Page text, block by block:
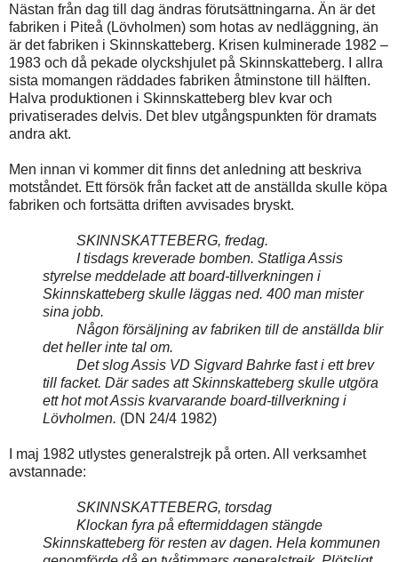
Nästan från dag till dag ändras förutsättningarna. Än är det
fabriken i Piteå (Lövholmen) som hotas av nedläggning, än
är det fabriken i Skinnskatteberg. Krisen kulminerade 1982 –
1983 och då pekade olyckshjulet på Skinnskatteberg. I allra
sista momangen räddades fabriken åtminstone till hälften.
Halva produktionen i Skinnskatteberg blev kvar och
privatiserades delvis. Det blev utgångspunkten för dramats
andra akt.
Men innan vi kommer dit finns det anledning att beskriva
motståndet. Ett försök från facket att de anställda skulle köpa
fabriken och fortsätta driften avvisades bryskt.
SKINNSKATTEBERG, fredag.
I tisdags kreverade bomben. Statliga Assis
styrelse meddelade att board-tillverkningen i
Skinnskatteberg skulle läggas ned. 400 man mister
sina jobb.
Någon försäljning av fabriken till de anställda blir
det heller inte tal om.
Det slog Assis VD Sigvard Bahrke fast i ett brev
till facket. Där sades att Skinnskatteberg skulle utgöra
ett hot mot Assis kvarvarande board-tillverkning i
Lövholmen. (DN 24/4 1982)
I maj 1982 utlystes generalstrejk på orten. All verksamhet
avstannade:
SKINNSKATTEBERG, torsdag
Klockan fyra på eftermiddagen stängde
Skinnskatteberg för resten av dagen. Hela kommunen